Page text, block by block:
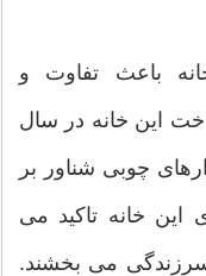
باعث تفاوت و
این خانه در سال
چوبی شناور بر
خانه تاکید می
می بخشند.